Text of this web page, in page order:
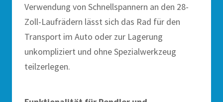
Verwendung von Schnellspannern an den 28-
Zoll-Laufrädern lässt sich das Rad für den
Transport im Auto oder zur Lagerung
unkompliziert und ohne Spezialwerkzeug
teilzerlegen.